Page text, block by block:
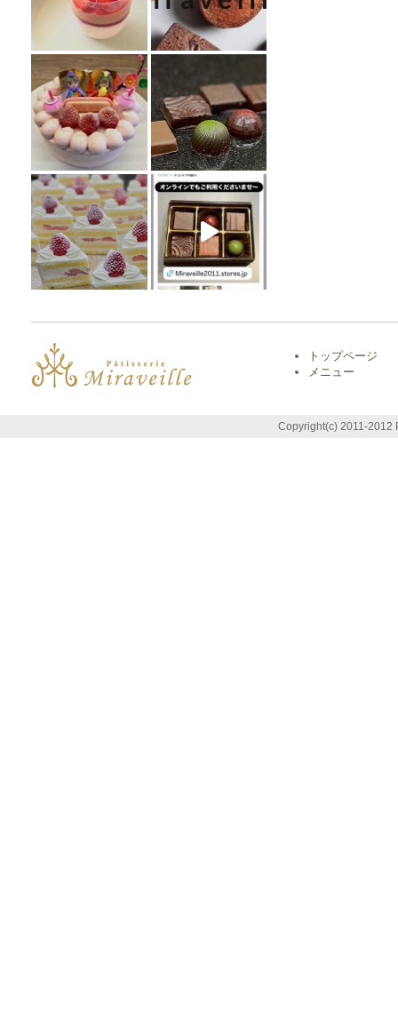
トップページ
メニュー
Copyright(c) 2011-2012